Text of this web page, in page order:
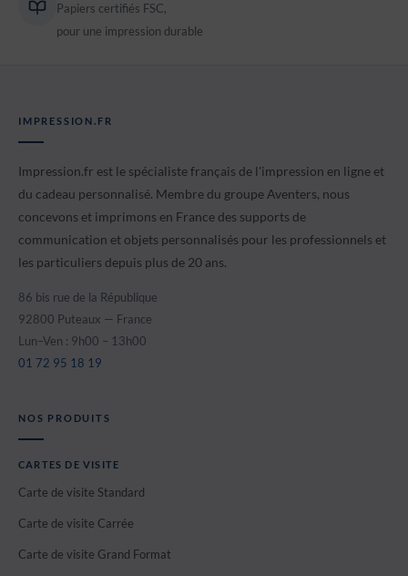
Papiers certifiés FSC,
pour une impression durable
IMPRESSION.FR
Impression.fr est le spécialiste français de l'impression en ligne et
du cadeau personnalisé. Membre du groupe Aventers, nous
concevons et imprimons en France des supports de
communication et objets personnalisés pour les professionnels et
les particuliers depuis plus de 20 ans.
86 bis rue de la République
92800 Puteaux — France
Lun–Ven : 9h00 – 13h00
01 72 95 18 19
NOS PRODUITS
CARTES DE VISITE
Carte de visite Standard
Carte de visite Carrée
Carte de visite Grand Format